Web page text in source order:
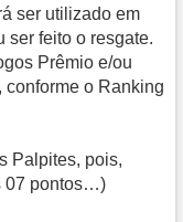
ser utilizado em
ser feito o resgate.
Prêmio e/ou
conforme o Ranking
Palpites, pois,
07 pontos…)